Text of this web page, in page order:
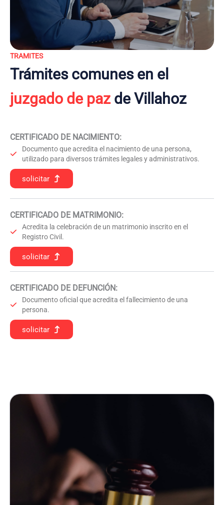
TRAMITES
Trámites comunes en el
juzgado de pazde Villahoz
CERTIFICADO DE NACIMIENTO:
Documento que acredita el nacimiento de una persona,
utilizado para diversos trámites legales y administrativos.
solicitar
CERTIFICADO DE MATRIMONIO:
Acredita la celebración de un matrimonio inscrito en el
Registro Civil.
solicitar
CERTIFICADO DE DEFUNCIÓN:
Documento oficial que acredita el fallecimiento de una
persona.
solicitar